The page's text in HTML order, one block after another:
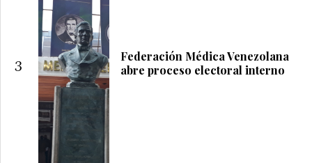
3
Federación Médica Venezolana
abre proceso electoral interno